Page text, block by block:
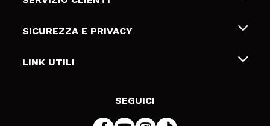
Gift Cards
Spedizioni & Resi
Metodi di pagamamento
SICUREZZA E PRIVACY
Termini e condizioni
LINK UTILI
SEGUICI